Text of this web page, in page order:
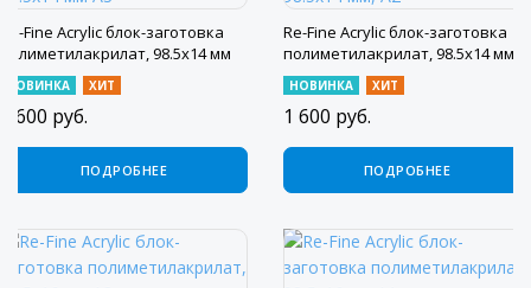
Re-Fine Acrylic блок-заготовка
полиметилакрилат, 98.5x14 мм
НОВИНКА ХИТ
1 600 руб.
ПОДРОБНЕЕ
Re-Fine Acrylic блок-заготовка
полиметилакрилат, 98.5x14 мм,
A2НОВИНКА ХИТ
1 600 руб.
ПОДРОБНЕЕ